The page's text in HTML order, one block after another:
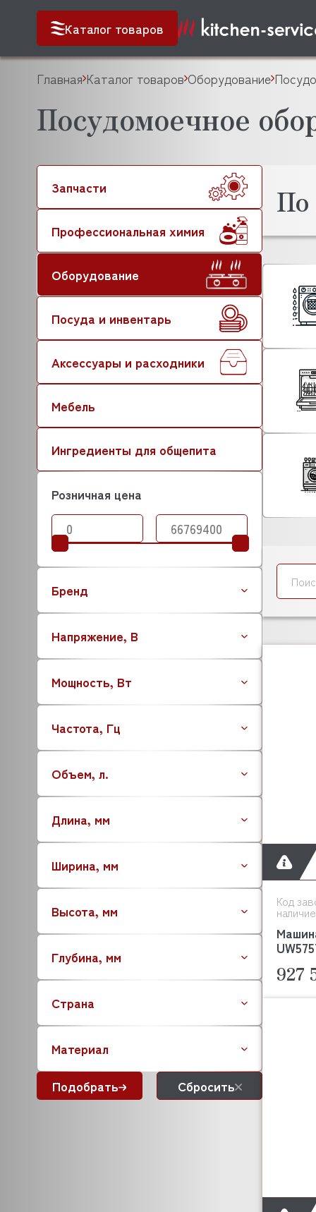
Каталог товаров
Главная Каталог товаров Оборудование
Посудомоечное
Запчасти
Профессиональная химия
Оборудование
Посуда и инвентарь
Аксессуары и расходники
Мебель
Ингредиенты для общепита
Розничная цена
Бренд
Напряжение, В
Мощность, Вт
Частота, Гц
Объем, л.
Длина, мм
Ширина, мм
Высота, мм
Глубина, мм
Страна
Материал
Подобрать Сбросить
По
Код
927